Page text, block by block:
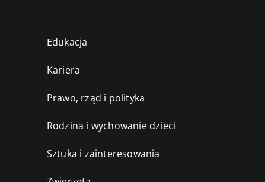
Edukacja
Kariera
Prawo, rząd i polityka
Rodzina i wychowanie dzieci
Sztuka i zainteresowania